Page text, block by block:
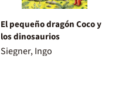
El pequeño dragón Coco y
los dinosaurios
Siegner, Ingo